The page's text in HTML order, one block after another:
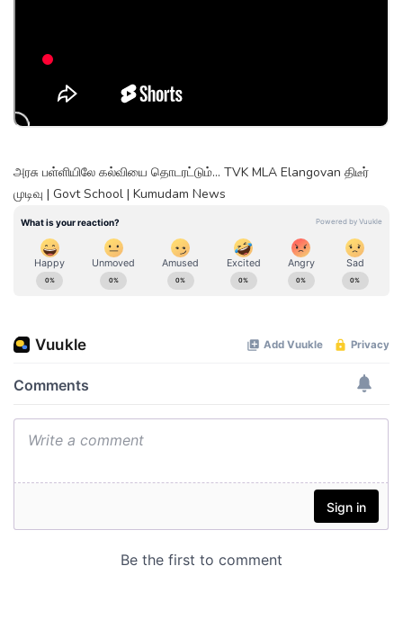
அரசு பள்ளியிலே கல்வியை தொடரட்டும்... TVK MLA Elangovan திடீர்
முடிவு | Govt School | Kumudam News